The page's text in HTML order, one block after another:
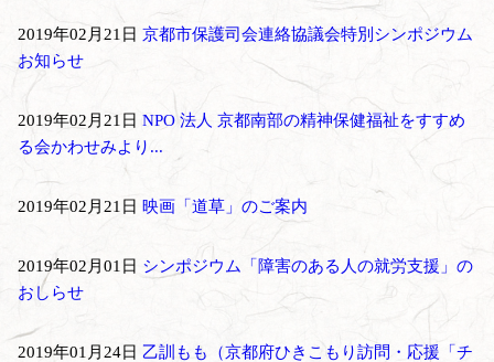
2019年02月21日 京都市保護司会連絡協議会特別シンポジウム
お知らせ
2019年02月21日 NPO 法人 京都南部の精神保健福祉をすすめ
る会かわせみより...
2019年02月21日 映画「道草」のご案内
2019年02月01日 シンポジウム「障害のある人の就労支援」の
おしらせ
2019年01月24日 乙訓もも（京都府ひきこもり訪問・応援「チ